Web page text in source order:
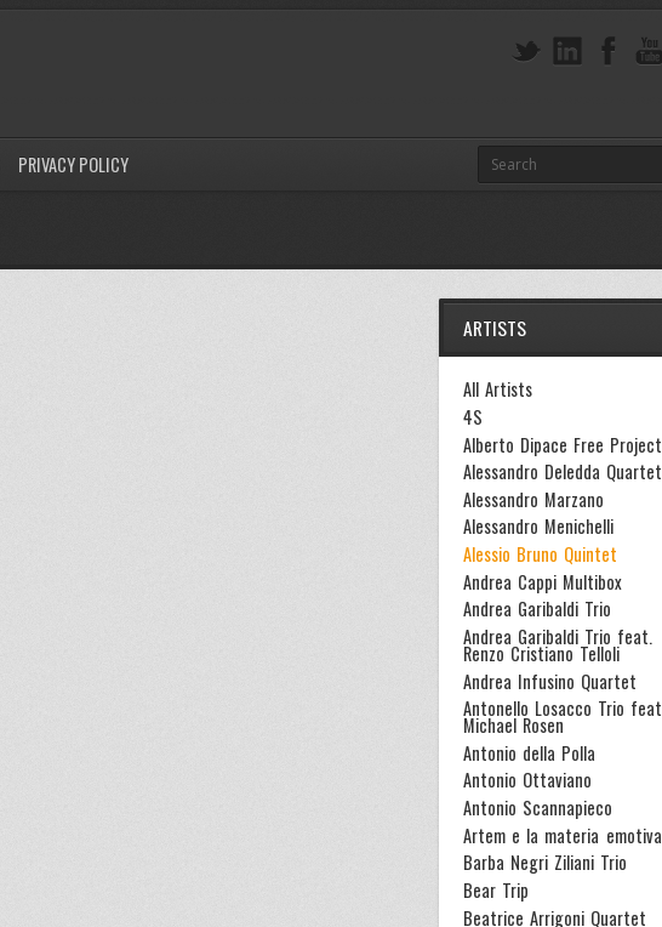
PRIVACY POLICY
ARTISTS
All Artists
4S
Alberto Dipace Free Project
Alessandro Deledda Quartet
Alessandro Marzano
Alessandro Menichelli
Alessio Bruno Quintet
Andrea Cappi Multibox
Andrea Garibaldi Trio
Andrea Garibaldi Trio feat.
Renzo Cristiano Telloli
Andrea Infusino Quartet
Antonello Losacco Trio feat
Michael Rosen
Antonio della Polla
Antonio Ottaviano
Antonio Scannapieco
Artem e la materia emotiva
Barba Negri Ziliani Trio
Bear Trip
Beatrice Arrigoni Quartet